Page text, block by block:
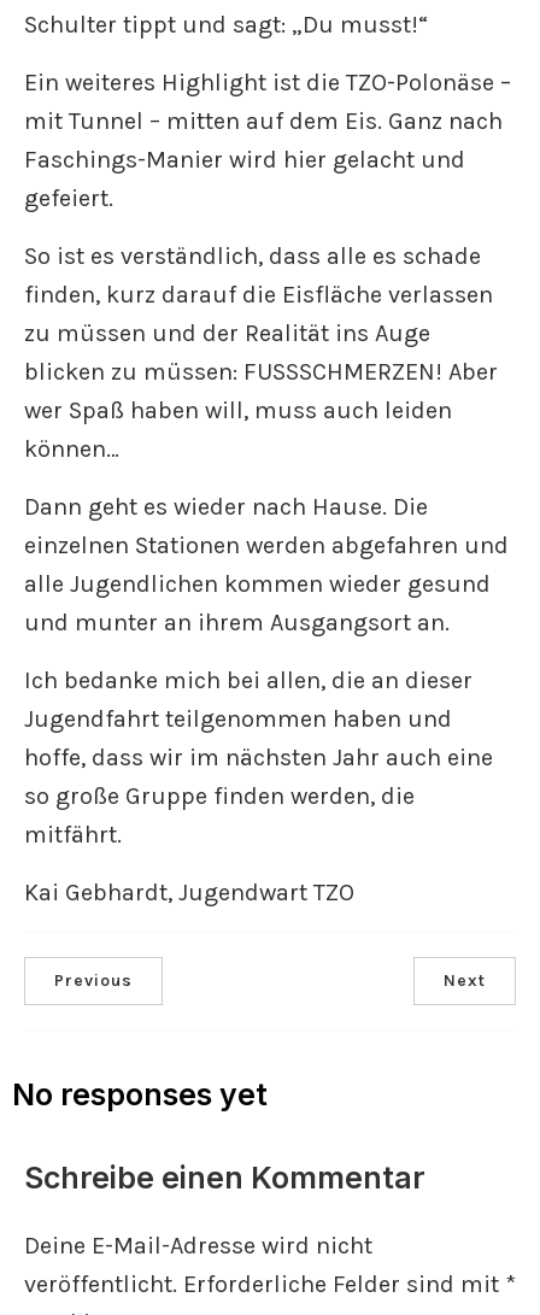
Schulter tippt und sagt: „Du musst!“
Ein weiteres Highlight ist die TZO-Polonäse –
mit Tunnel – mitten auf dem Eis. Ganz nach
Faschings-Manier wird hier gelacht und
gefeiert.
So ist es verständlich, dass alle es schade
finden, kurz darauf die Eisfläche verlassen
zu müssen und der Realität ins Auge
blicken zu müssen: FUSSSCHMERZEN! Aber
wer Spaß haben will, muss auch leiden
können…
Dann geht es wieder nach Hause. Die
einzelnen Stationen werden abgefahren und
alle Jugendlichen kommen wieder gesund
und munter an ihrem Ausgangsort an.
Ich bedanke mich bei allen, die an dieser
Jugendfahrt teilgenommen haben und
hoffe, dass wir im nächsten Jahr auch eine
so große Gruppe finden werden, die
mitfährt.
Kai Gebhardt, Jugendwart TZO
Previous Next
No responses yet
Schreibe einen Kommentar
Deine E-Mail-Adresse wird nicht
veröffentlicht. Erforderliche Felder sind mit *